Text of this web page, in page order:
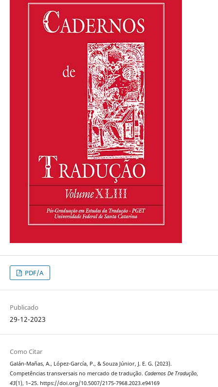
PDF/A
Publicado
29-12-2023
Como Citar
Galán-Mañas, A., López-García, P., & Souza Júnior, J. E. G. (2023).
Competências transversais no mercado de tradução. Cadernos De Tradução,
43(1), 1–25. https://doi.org/10.5007/2175-7968.2023.e94169